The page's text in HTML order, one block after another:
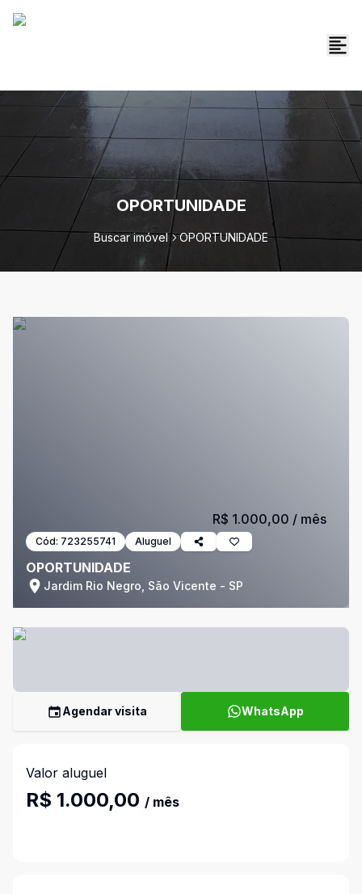
OPORTUNIDADE
Buscar imóvel OPORTUNIDADE
Cód: 723255741 Aluguel
OPORTUNIDADE
Jardim Rio Negro, São Vicente - SP
R$ 1.000,00 / mês
Agendar visita WhatsApp
Valor aluguel
R$ 1.000,00 / mês